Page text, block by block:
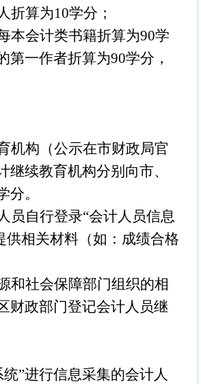
折算为10学分；
本会计类书籍折算为90学
第一作者折算为90学分，
机构（公示在市财政局官
续教育机构分别向市、
分。
员自行登录“会计人员信息
供相关材料（如：成绩合格
和社会保障部门组织的相
财政部门登记会计人员继
”进行信息采集的会计人